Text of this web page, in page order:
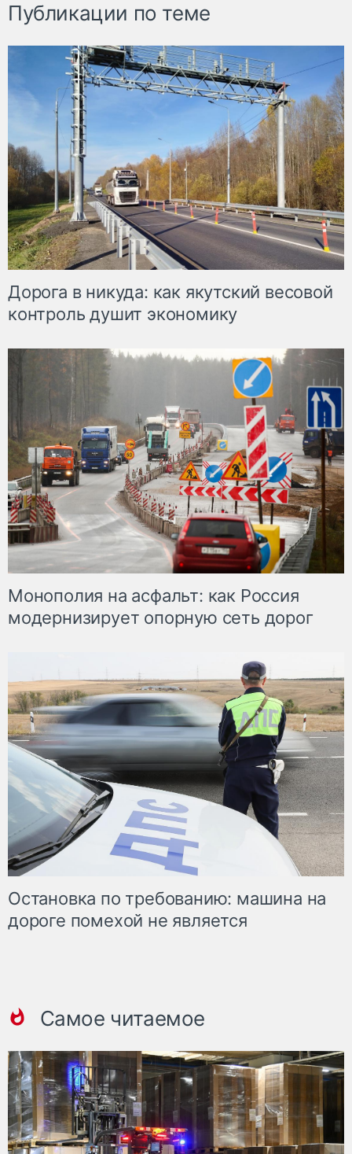
Публикации по теме
Дорога в никуда: как якутский весовой
контроль душит экономику
Монополия на асфальт: как Россия
модернизирует опорную сеть дорог
Остановка по требованию: машина на
дороге помехой не является
Самое читаемое